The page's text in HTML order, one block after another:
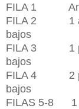
FILA 1 Anillo
FILA 2 1
bajos
FILA 3 1
bajos
FILA 4 2
bajos
FILAS 5-8 1